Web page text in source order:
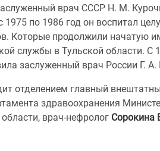
врач СССР Н. М.
1975 по 1986 год он воспитал
Которые продолжили начатую
службы в Тульской области. С
заслуженный врач России Г.
отделением главный
здравоохранения
врач-нефролог Сорокина